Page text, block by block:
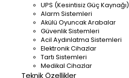
UPS (Kesintisiz Güç Kaynağı)
Alarm Sistemleri
Akülü Oyuncak Arabalar
Güvenlik Sistemleri
Acil Aydınlatma Sistemleri
Elektronik Cihazlar
Tartı Sistemleri
Medikal Cihazlar
Teknik Özellikler